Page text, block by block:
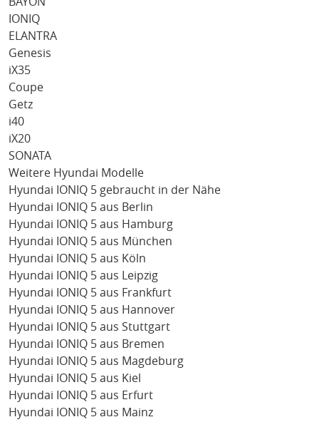
IONIQ
ELANTRA
Genesis
iX35
Coupe
Getz
i40
iX20
SONATA
Weitere Hyundai Modelle
Hyundai IONIQ 5 gebraucht in der Nähe
Hyundai IONIQ 5 aus Berlin
Hyundai IONIQ 5 aus Hamburg
Hyundai IONIQ 5 aus München
Hyundai IONIQ 5 aus Köln
Hyundai IONIQ 5 aus Leipzig
Hyundai IONIQ 5 aus Frankfurt
Hyundai IONIQ 5 aus Hannover
Hyundai IONIQ 5 aus Stuttgart
Hyundai IONIQ 5 aus Bremen
Hyundai IONIQ 5 aus Magdeburg
Hyundai IONIQ 5 aus Kiel
Hyundai IONIQ 5 aus Erfurt
Hyundai IONIQ 5 aus Mainz